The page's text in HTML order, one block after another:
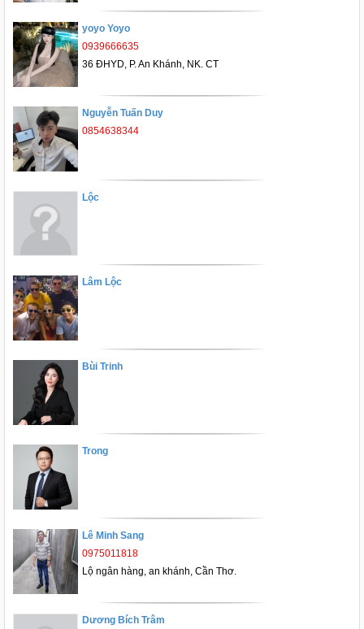
yoyo Yoyo
0939666635
36 ĐHYD, P. An Khánh, NK. CT
Nguyễn Tuấn Duy
0854638344
Lộc
Lâm Lộc
Bùi Trinh
Trong
Lê Minh Sang
0975011818
Lộ ngân hàng, an khánh, Cần Thơ.
Dương Bích Trâm